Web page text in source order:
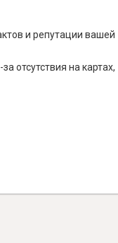
и репутации вашей
отсутствия на картах,